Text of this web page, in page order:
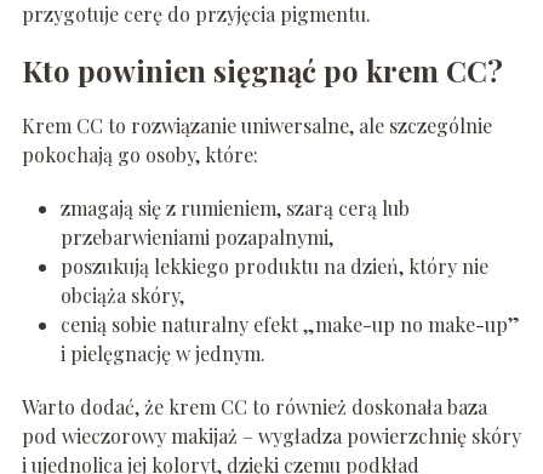
przygotuje cerę do przyjęcia pigmentu.
Kto powinien sięgnąć po krem CC?
Krem CC to rozwiązanie uniwersalne, ale szczególnie
pokochają go osoby, które:
zmagają się z rumieniem, szarą cerą lub
przebarwieniami pozapalnymi,
poszukują lekkiego produktu na dzień, który nie
obciąża skóry,
cenią sobie naturalny efekt „make-up no make-up”
i pielęgnację w jednym.
Warto dodać, że krem CC to również doskonała baza
pod wieczorowy makijaż – wygładza powierzchnię skóry
i ujednolica jej koloryt, dzięki czemu podkład